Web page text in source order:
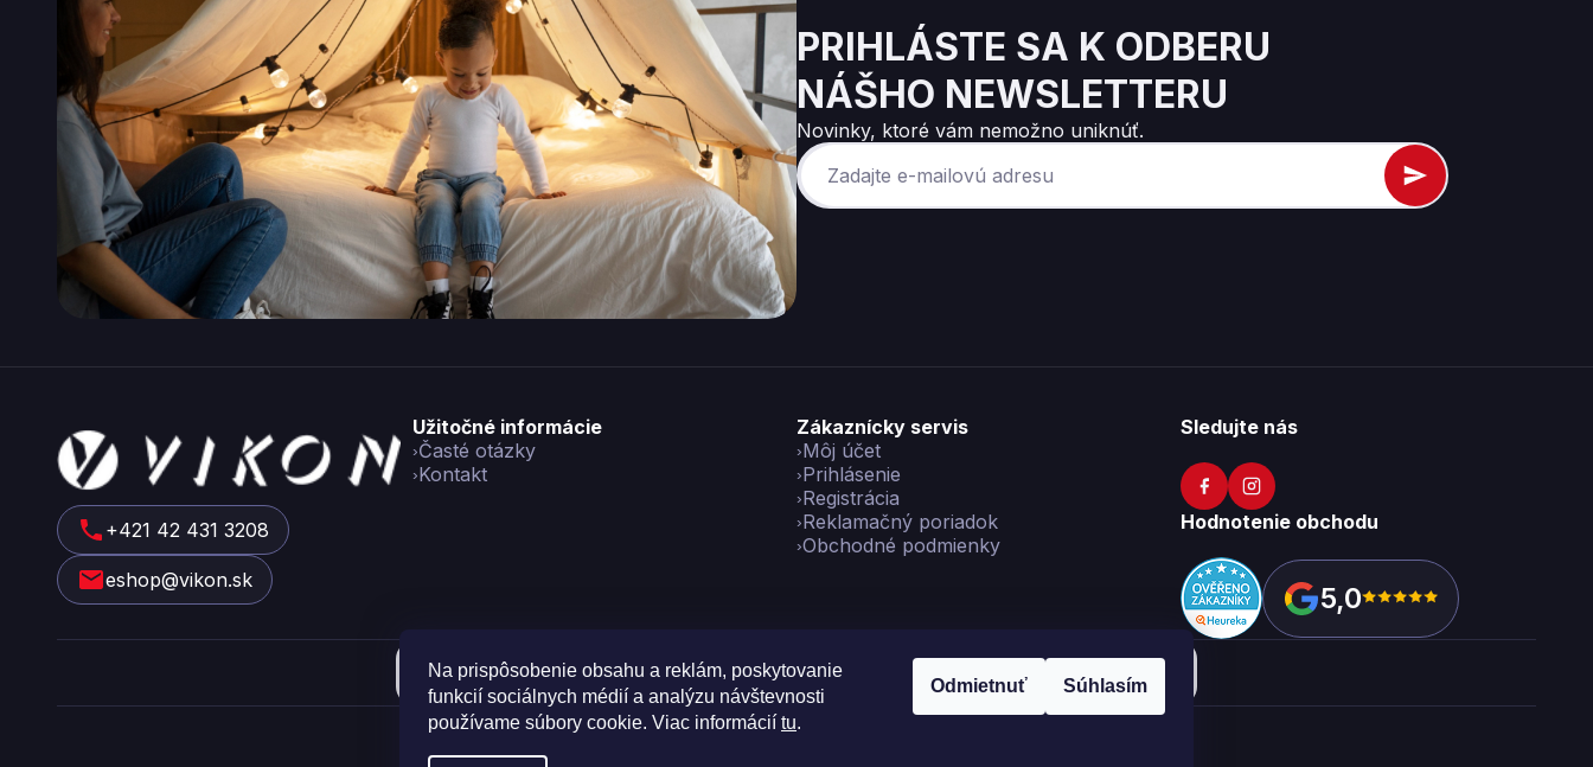
Na prispôsobenie obsahu a reklám, poskytovanie
funkcií sociálnych médií a analýzu návštevnosti
používame súbory cookie. Viac informácií tu.
Odmietnuť Súhlasím
PRIHLÁSTE SA K ODBERU
NÁŠHO NEWSLETTERU
Novinky, ktoré vám nemožno uniknúť.
+421 42 431 3208
eshop@vikon.sk
Užitočné informácie
Časté otázky
Kontakt
Zákaznícky servis
Môj účet
Prihlásenie
Registrácia
Reklamačný poriadok
Obchodné podmienky
Sledujte nás
Hodnotenie obchodu
5,0
Copyright 2026Vikon. Všetky práva vyhradené. Upraviť nastavenie cookies
á
p
ä
t
e